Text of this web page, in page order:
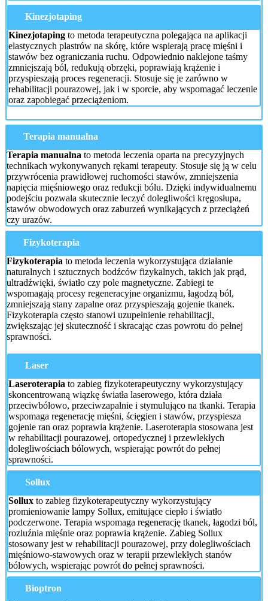
Kinezjotaping
Kinezjotaping to metoda terapeutyczna polegająca na aplikacji
elastycznych plastrów na skórę, które wspierają pracę mięśni i
stawów bez ograniczania ruchu. Odpowiednio naklejone taśmy
zmniejszają ból, redukują obrzęki, poprawiają krążenie i
przyspieszają proces regeneracji. Stosuje się je zarówno w
rehabilitacji pourazowej, jak i w sporcie, aby wspomagać leczenie
oraz zapobiegać przeciążeniom.
Terapia manualna
Terapia manualna to metoda leczenia oparta na precyzyjnych
technikach wykonywanych rękami terapeuty. Stosuje się ją w celu
przywrócenia prawidłowej ruchomości stawów, zmniejszenia
napięcia mięśniowego oraz redukcji bólu. Dzięki indywidualnemu
podejściu pozwala skutecznie leczyć dolegliwości kręgosłupa,
stawów obwodowych oraz zaburzeń wynikających z przeciążeń
czy urazów.
Fizykoterapia
Fizykoterapia to metoda leczenia wykorzystująca działanie
naturalnych i sztucznych bodźców fizykalnych, takich jak prąd,
ultradźwięki, światło czy pole magnetyczne. Zabiegi te
wspomagają procesy regeneracyjne organizmu, łagodzą ból,
zmniejszają stany zapalne oraz przyspieszają gojenie tkanek.
Fizykoterapia często stanowi uzupełnienie rehabilitacji,
zwiększając jej skuteczność i skracając czas powrotu do pełnej
sprawności.
Laser
Laseroterapia to zabieg fizykoterapeutyczny wykorzystujący
skoncentrowaną wiązkę światła laserowego, która działa
przeciwbólowo, przeciwzapalnie i stymulująco na tkanki. Terapia
wspomaga regenerację mięśni, ścięgien i stawów, przyspiesza
gojenie ran oraz poprawia krążenie. Laseroterapia stosowana jest
w rehabilitacji pourazowej, ortopedycznej i przewlekłych
dolegliwościach bólowych, wspierając powrót do pełnej
sprawności.
Sollux
Sollux to zabieg fizykoterapeutyczny wykorzystujący
promieniowanie lampy Sollux, emitujące ciepło i światło
podczerwone. Terapia wspomaga regenerację tkanek, łagodzi ból,
rozluźnia mięśnie oraz poprawia krążenie. Zabieg Sollux
stosowany jest w rehabilitacji pourazowej, przy dolegliwościach
mięśniowo-stawowych oraz w terapii przewlekłych stanów
bólowych, wspierając powrót do pełnej sprawności.
Bioptron